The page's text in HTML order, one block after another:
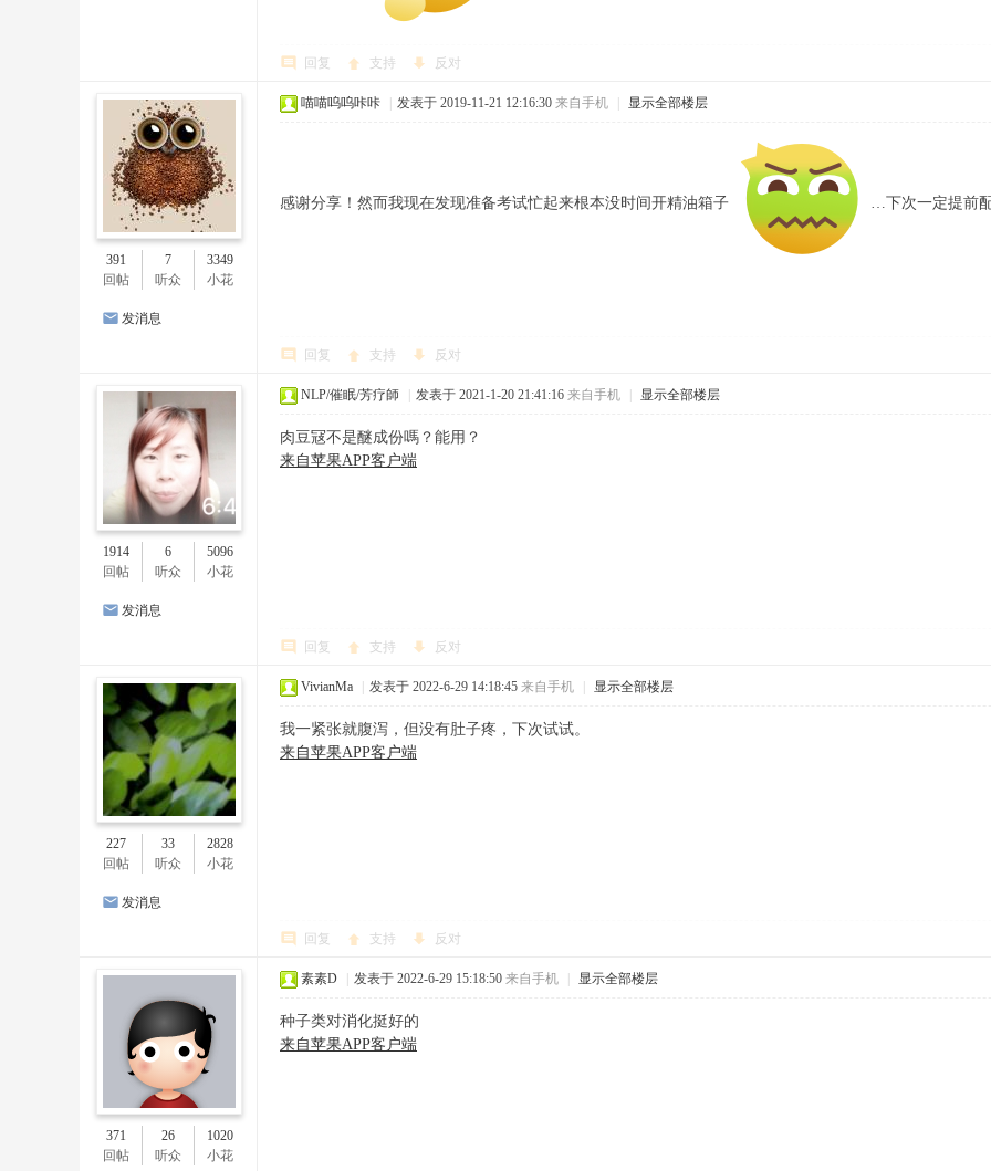
回复 支持 反对
391
回帖
7
听众
3349
小花
发消息
喵喵呜呜咔咔 发表于 2019-11-21 12:16:30 来自手机 显示全部楼层
感谢分享！然而我现在发现准备考试忙起来根本没时间开精油箱子 …下次一定提前
回复 支持 反对
1914
回帖
6
听众
5096
小花
发消息
NLP/催眠/芳疗師 发表于 2021-1-20 21:41:16 来自手机 显示全部楼层
肉豆冦不是醚成份嗎？能用？
来自苹果APP客户端
回复 支持 反对
227
回帖
33
听众
2828
小花
发消息
VivianMa 发表于 2022-6-29 14:18:45 来自手机 显示全部楼层
我一紧张就腹泻，但没有肚子疼，下次试试。
来自苹果APP客户端
回复 支持 反对
371
回帖
26
听众
1020
小花
素素D 发表于 2022-6-29 15:18:50 来自手机 显示全部楼层
种子类对消化挺好的
来自苹果APP客户端